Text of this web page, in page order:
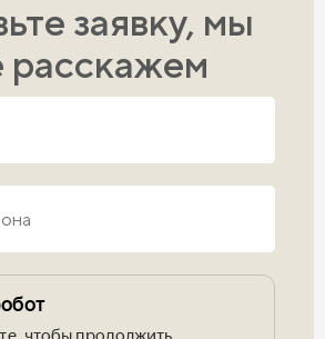
заявку, мы
расскажем